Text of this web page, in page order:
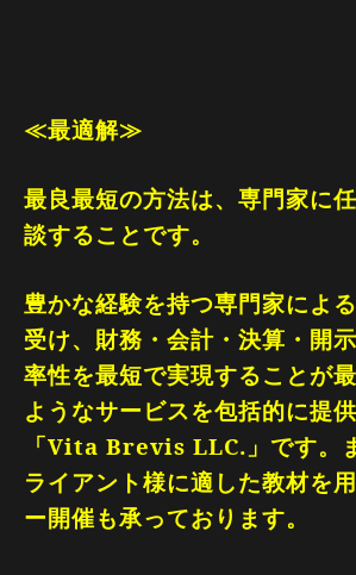
≪最適解≫
最良最短の方法は、専門家に
談することです。
豊かな経験を持つ専門家によ
受け、財務・会計・決算・開
率性を最短で実現することが
ようなサービスを包括的に提
「Vita Brevis LLC. 」です。
ライアント様に適した教材を
ー開催も承っております。